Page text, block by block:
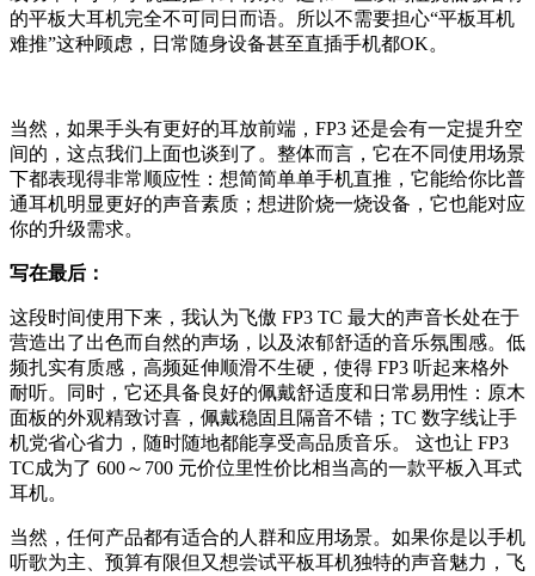
的平板大耳机完全不可同日而语。所以不需要担心“平板耳机
难推”这种顾虑，日常随身设备甚至直插手机都OK。
当然，如果手头有更好的耳放前端，FP3 还是会有一定提升空
间的，这点我们上面也谈到了。整体而言，它在不同使用场景
下都表现得非常顺应性：想简简单单手机直推，它能给你比普
通耳机明显更好的声音素质；想进阶烧一烧设备，它也能对应
你的升级需求。
写在最后：
这段时间使用下来，我认为飞傲 FP3 TC 最大的声音长处在于
营造出了出色而自然的声场，以及浓郁舒适的音乐氛围感。低
频扎实有质感，高频延伸顺滑不生硬，使得 FP3 听起来格外
耐听。同时，它还具备良好的佩戴舒适度和日常易用性：原木
面板的外观精致讨喜，佩戴稳固且隔音不错；TC 数字线让手
机党省心省力，随时随地都能享受高品质音乐。 这也让 FP3
TC成为了 600～700 元价位里性价比相当高的一款平板入耳式
耳机。
当然，任何产品都有适合的人群和应用场景。如果你是以手机
听歌为主、预算有限但又想尝试平板耳机独特的声音魅力，飞